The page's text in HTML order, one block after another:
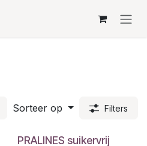
Sorteer op Filters
PRALINES suikervrij